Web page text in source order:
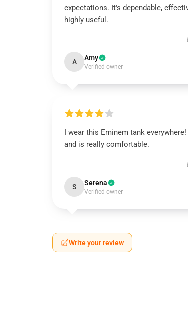
expectations. It's dependable,
highly useful.
A Amy
Verified owner
I wear this Eminem tank
and is really comfortable.
S Serena
Verified owner
Write your review